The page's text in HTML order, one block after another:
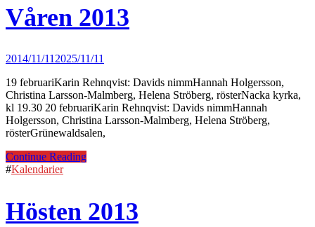
Våren 2013
2014/11/11 2025/11/11
19 februariKarin Rehnqvist: Davids nimmHannah Holgersson,
Christina Larsson-Malmberg, Helena Ströberg, rösterNacka kyrka,
kl 19.30 20 februariKarin Rehnqvist: Davids nimmHannah
Holgersson, Christina Larsson-Malmberg, Helena Ströberg,
rösterGrünewaldsalen,
Continue Reading
#Kalendarier
Hösten 2013